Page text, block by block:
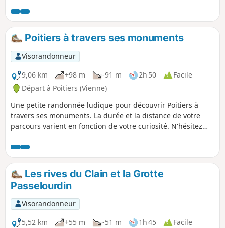
Poitiers à travers ses monuments
Visorandonneur
9,06 km
+98 m -91 m 2h 50
Facile
Départ à Poitiers (Vienne)
Une petite randonnée ludique pour découvrir Poitiers à
travers ses monuments. La durée et la distance de votre
parcours varient en fonction de votre curiosité. N'hésitez
temporairement le parcourt initial pour découvrir un site
puis reprendre le cour de votre balade. Si vous êtes curieux
la randonnée peut être beaucoup plus longue. À savoir une
ligne de bus (2A ou 2B) vous ramènera à proximité de votre
point de départ et d'arrivée.
Les rives du Clain et la Grotte
Passelourdin
Visorandonneur
5,52 km
+55 m -51 m 1h 45
Facile